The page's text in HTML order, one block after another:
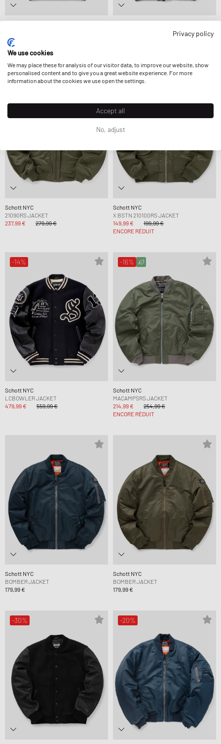
174,99 €
ENCORE RÉDUIT
-15%
Schott NYC
21090RS JACKET
237,99 €
279,99 €
-25%
Schott NYC
X BSTN 210100RS JACKET
149,99 €
199,99 €
ENCORE RÉDUIT
-14%
Schott NYC
LCBOWLER JACKET
479,99 €
559,99 €
-16%
Schott NYC
MACAMPSRS JACKET
214,99 €
254,99 €
ENCORE RÉDUIT
Schott NYC
BOMBER JACKET
179,99 €
Schott NYC
BOMBER JACKET
179,99 €
-30% -20%
Privacy policy
We use cookies
We may place these for analysis of our visitor data, to improve our website, show
personalised content and to give you a great website experience. For more
information about the cookies we use open the settings.
Accept all
No, adjust